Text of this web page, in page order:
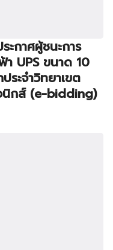
ะกาศผู้ชนะการ
า UPS ขนาด 10
ระจำวิทยาเขต
นิกส์ (e-bidding)